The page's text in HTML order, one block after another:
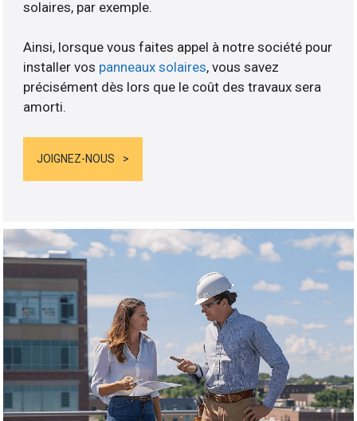
solaires, par exemple.
Ainsi, lorsque vous faites appel à notre société pour
installer vos panneaux solaires, vous savez
précisément dès lors que le coût des travaux sera
amorti.
JOIGNEZ-NOUS